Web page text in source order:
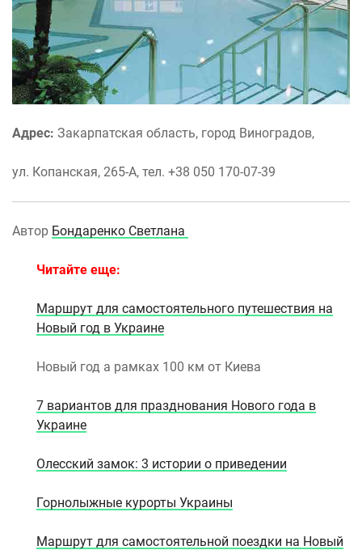
Адрес: Закарпатская область, город Виноградов,
ул. Копанская, 265-А, тел. +38 050 170-07-39
Автор Бондаренко Светлана
Читайте еще:
Маршрут для самостоятельного путешествия на
Новый год в Украине
Новый год а рамках 100 км от Киева
7 вариантов для празднования Нового года в
Украине
Олесский замок: 3 истории о приведении
Горнолыжные курорты Украины
Маршрут для самостоятельной поездки на Новый